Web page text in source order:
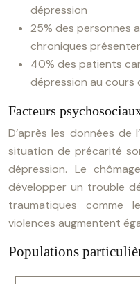
dépression
25% des personnes
chroniques
40% des patients
dépression au cours
Facteurs
D’après les données de
situation de précarité
dépression. Le
développer un trouble
traumatiques comme
violences augmentent
Populations